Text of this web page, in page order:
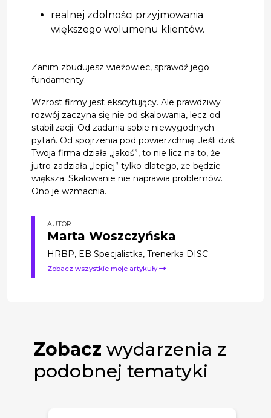
realnej zdolności przyjmowania
większego wolumenu klientów.
Zanim zbudujesz wieżowiec, sprawdź jego
fundamenty.
Wzrost firmy jest ekscytujący. Ale prawdziwy
rozwój zaczyna się nie od skalowania, lecz od
stabilizacji. Od zadania sobie niewygodnych
pytań. Od spojrzenia pod powierzchnię. Jeśli dziś
Twoja firma działa „jakoś”, to nie licz na to, że
jutro zadziała „lepiej” tylko dlatego, że będzie
większa. Skalowanie nie naprawia problemów.
Ono je wzmacnia.
AUTOR
Marta Woszczyńska
HRBP, EB Specjalistka, Trenerka DISC
Zobacz wszystkie moje artykuły
Zobacz wydarzenia z
podobnej tematyki